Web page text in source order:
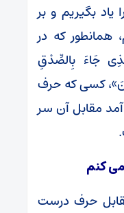
یاد بگیریم و بر
که در
جَاءَ بِالصِّدْقِ
کسی که حرف
آمد مقابل آن سر
کنم
حرف درست